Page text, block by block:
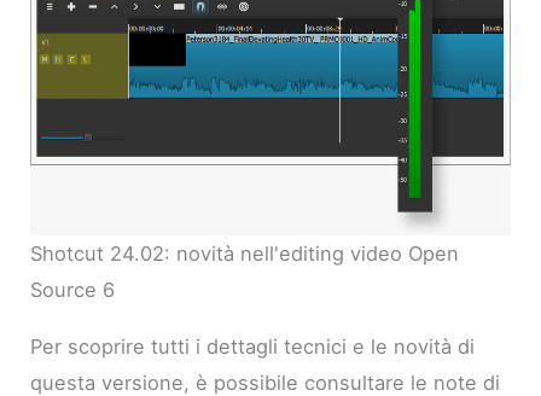
Shotcut 24.02: novità nell'editing video Open
Source 6
Per scoprire tutti i dettagli tecnici e le novità di
questa versione, è possibile consultare le note di